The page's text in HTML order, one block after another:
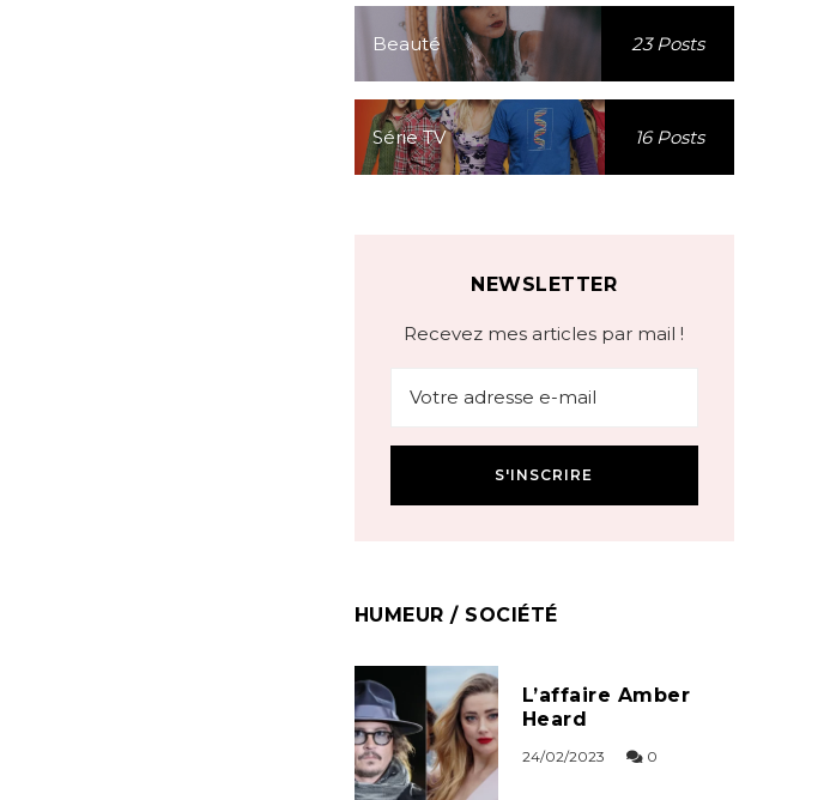
Beauté 23 Posts
Série TV 16 Posts
NEWSLETTER
Recevez mes articles par mail !
HUMEUR / SOCIÉTÉ
L’affaire Amber
Heard
24/02/2023 0